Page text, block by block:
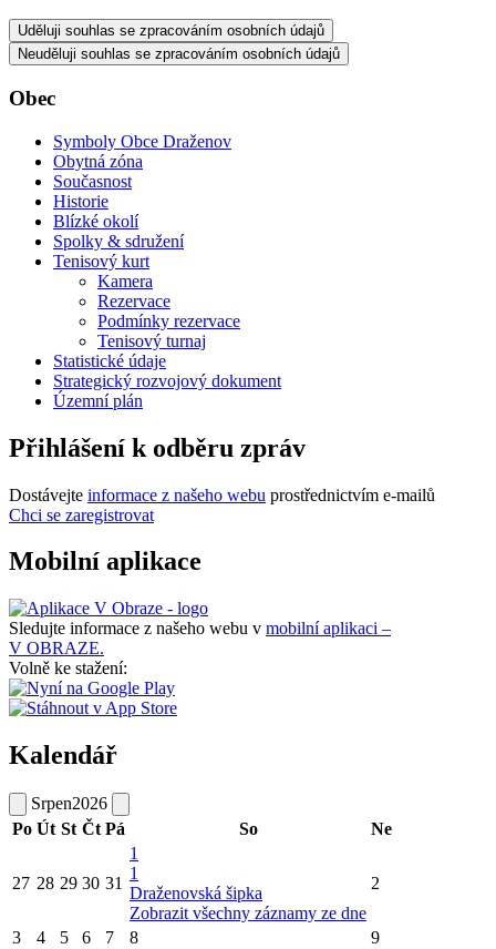
Uděluji souhlas se zpracováním osobních údajů
Neuděluji souhlas se zpracováním osobních údajů
Obec
Symboly Obce Draženov
Obytná zóna
Současnost
Historie
Blízké okolí
Spolky & sdružení
Tenisový kurt
Kamera
Rezervace
Podmínky rezervace
Tenisový turnaj
Statistické údaje
Strategický rozvojový dokument
Územní plán
Přihlášení k odběru zpráv
Dostávejte informace z našeho webu prostřednictvím e-mailů
Chci se zaregistrovat
Mobilní aplikace
Sledujte informace z našeho webu v mobilní aplikaci –
V OBRAZE.
Volně ke stažení:
Kalendář
Srpen2026
Po Út St Čt Pá So Ne
27 28 29 30 31
1
1
Draženovská šipka
Zobrazit všechny záznamy ze dne
2
3 4 5 6 7 8
9